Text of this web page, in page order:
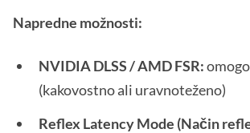
Napredne možnosti:
NVIDIA DLSS / AMD FSR:
(kakovostno ali uravnoteženo)
Reflex Latency Mode (Način